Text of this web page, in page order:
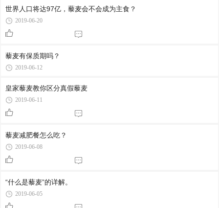
世界人口将达97亿，藜麦会不会成为主食？
2019-06-20
藜麦有保质期吗？
2019-06-12
皇家藜麦教你区分真假藜麦
2019-06-11
藜麦减肥餐怎么吃？
2019-06-08
“什么是藜麦”的详解。
2019-06-05